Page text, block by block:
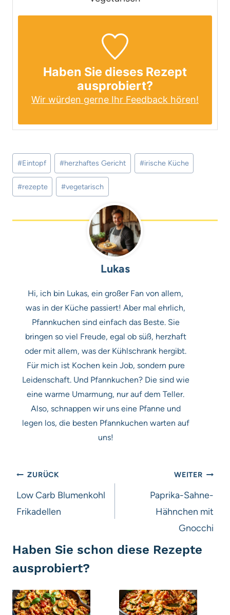
Haben Sie dieses Rezept
ausprobiert?
Wir würden gerne Ihr Feedback hören!
Schlagworte:
#Eintopf #herzhaftes Gericht #irische Küche
#rezepte #vegetarisch
Lukas
Hi, ich bin Lukas, ein großer Fan von allem,
was in der Küche passiert! Aber mal ehrlich,
Pfannkuchen sind einfach das Beste. Sie
bringen so viel Freude, egal ob süß, herzhaft
oder mit allem, was der Kühlschrank hergibt.
Für mich ist Kochen kein Job, sondern pure
Leidenschaft. Und Pfannkuchen? Die sind wie
eine warme Umarmung, nur auf dem Teller.
Also, schnappen wir uns eine Pfanne und
legen los, die besten Pfannkuchen warten auf
uns!
Beitragsnavigation
ZURÜCK
Low Carb Blumenkohl
Frikadellen
WEITER
Paprika-Sahne-
Hähnchen mit
Gnocchi
Haben Sie schon diese Rezepte
ausprobiert?